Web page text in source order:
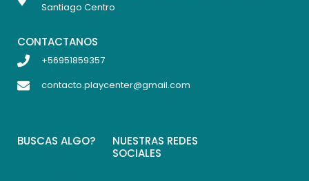
Santiago Centro
CONTACTANOS
+56951859357
contacto.playcenter@gmail.com
BUSCAS ALGO?
NUESTRAS REDES
SOCIALES